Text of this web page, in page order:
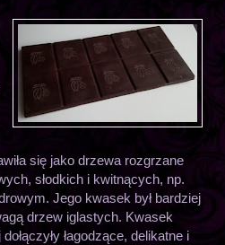
się jako drzewa rozgrzane
słodkich i kwitnących, np.
Jego kwasek był bardziej
drzew iglastych. Kwasek
łagodzące, delikatne i